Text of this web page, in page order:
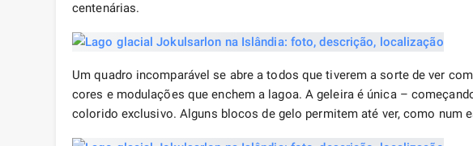
centenárias.
Um quadro incomparável se abre a todos que tiverem a sorte de ver
cores e modulações que enchem a lagoa. A geleira é única –
colorido exclusivo. Alguns blocos de gelo permitem até ver, como num